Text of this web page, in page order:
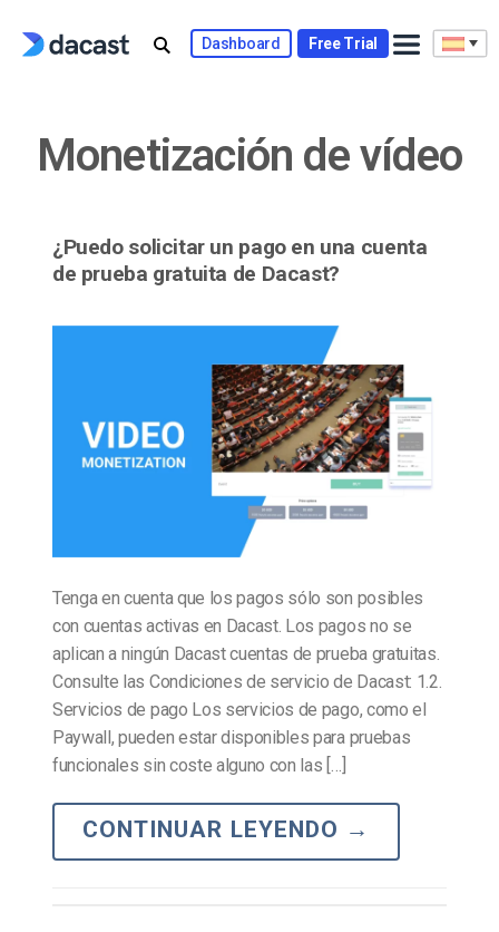
Dashboard Free Trial
Monetización de vídeo
¿Puedo solicitar un pago en una cuenta
de prueba gratuita de Dacast?
Tenga en cuenta que los pagos sólo son posibles
con cuentas activas en Dacast. Los pagos no se
aplican a ningún Dacast cuentas de prueba gratuitas.
Consulte las Condiciones de servicio de Dacast: 1.2.
Servicios de pago Los servicios de pago, como el
Paywall, pueden estar disponibles para pruebas
funcionales sin coste alguno con las […]
CONTINUAR LEYENDO →